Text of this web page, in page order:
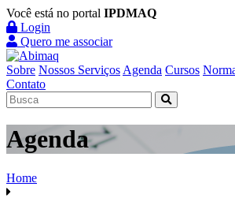
Você está no portal IPDMAQ
Login
Quero me associar
Sobre Nossos Serviços Agenda Cursos
Contato
Agenda
Home